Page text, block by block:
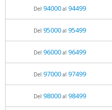
Del 94000al 94499
Del 95000al 95499
Del 96000al 96499
Del 97000al 97499
Del 98000al 98499